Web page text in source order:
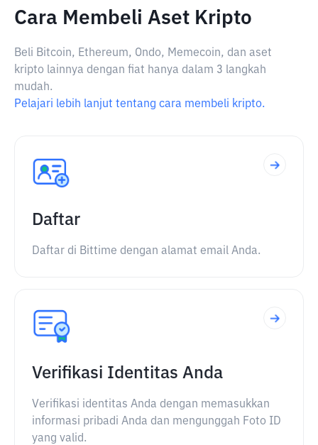
Cara Membeli Aset Kripto
Beli Bitcoin, Ethereum, Ondo, Memecoin, dan aset
kripto lainnya dengan fiat hanya dalam 3 langkah
mudah.
Pelajari lebih lanjut tentang cara membeli kripto.
Daftar
Daftar di Bittime dengan alamat email Anda.
Verifikasi Identitas Anda
Verifikasi identitas Anda dengan memasukkan
informasi pribadi Anda dan mengunggah Foto ID
yang valid.